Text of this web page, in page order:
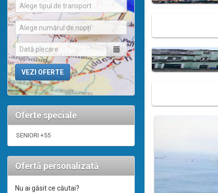
Alege tipul de transport
Alege numărul de nopți
Oferte speciale
SENIORI +55
Ofertă personalizată
Nu ai găsit ce căutai?